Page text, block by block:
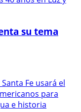
su tema